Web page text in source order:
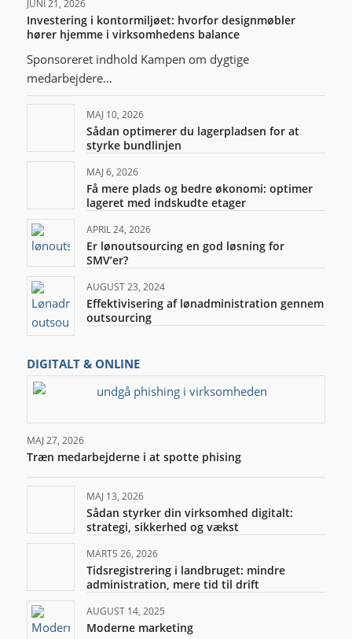
JUNI 21, 2026
Investering i kontormiljøet: hvorfor designmøbler
hører hjemme i virksomhedens balance
Sponsoreret indhold Kampen om dygtige
medarbejdere…
MAJ 10, 2026
Sådan optimerer du lagerpladsen for at
styrke bundlinjen
MAJ 6, 2026
Få mere plads og bedre økonomi: optimer
lageret med indskudte etager
APRIL 24, 2026
Er lønoutsourcing en god løsning for
SMV’er?
AUGUST 23, 2024
Effektivisering af lønadministration gennem
outsourcing
DIGITALT & ONLINE
MAJ 27, 2026
Træn medarbejderne i at spotte phising
MAJ 13, 2026
Sådan styrker din virksomhed digitalt:
strategi, sikkerhed og vækst
MARTS 26, 2026
Tidsregistrering i landbruget: mindre
administration, mere tid til drift
AUGUST 14, 2025
Moderne marketing